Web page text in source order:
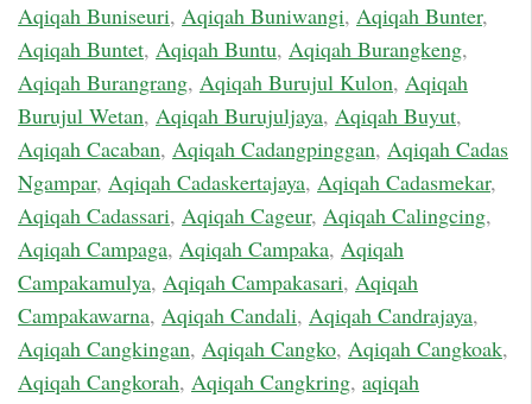
Aqiqah Buniseuri, Aqiqah Buniwangi, Aqiqah Bunter,
Aqiqah Buntet, Aqiqah Buntu, Aqiqah Burangkeng,
Aqiqah Burangrang, Aqiqah Burujul Kulon, Aqiqah
Burujul Wetan, Aqiqah Burujuljaya, Aqiqah Buyut,
Aqiqah Cacaban, Aqiqah Cadangpinggan, Aqiqah Cadas
Ngampar, Aqiqah Cadaskertajaya, Aqiqah Cadasmekar,
Aqiqah Cadassari, Aqiqah Cageur, Aqiqah Calingcing,
Aqiqah Campaga, Aqiqah Campaka, Aqiqah
Campakamulya, Aqiqah Campakasari, Aqiqah
Campakawarna, Aqiqah Candali, Aqiqah Candrajaya,
Aqiqah Cangkingan, Aqiqah Cangko, Aqiqah Cangkoak,
Aqiqah Cangkorah, Aqiqah Cangkring, aqiqah